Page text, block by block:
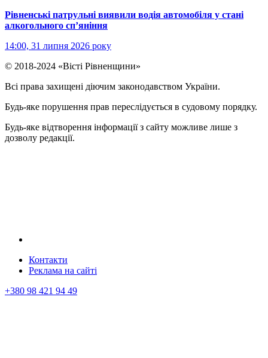
Рівненські патрульні виявили водія автомобіля у стані
алкогольного сп’яніння
14:00, 31 липня 2026 року
© 2018-2024 «Вісті Рівненщини»
Всі права захищені діючим законодавством України.
Будь-яке порушення прав переслідується в судовому порядку.
Будь-яке відтворення інформації з сайту можливе лише з
дозволу редакції.
Контакти
Реклама на сайтi
+380 98 421 94 49